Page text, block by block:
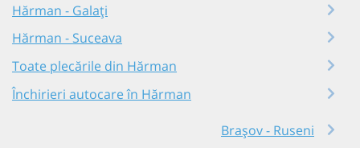
Hărman - Galați
Hărman - Suceava
Toate plecările din Hărman
Închirieri autocare în Hărman
Brașov - Ruseni